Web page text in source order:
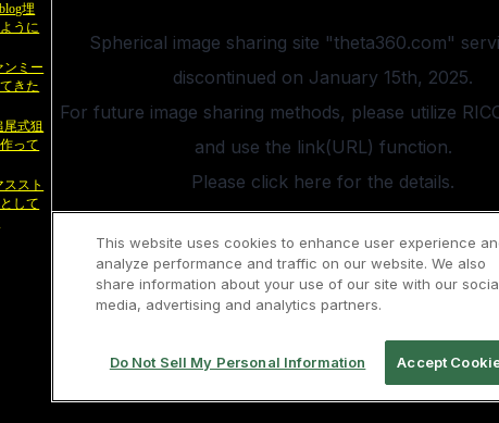
埋
うに
ンミー
きた
尾式狙
って
スト
して